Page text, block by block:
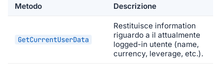
Metodo Descrizione
GetCurrentUserData
Restituisce information
riguardo a il attualmente
logged-in utente (name,
currency, leverage, etc.).